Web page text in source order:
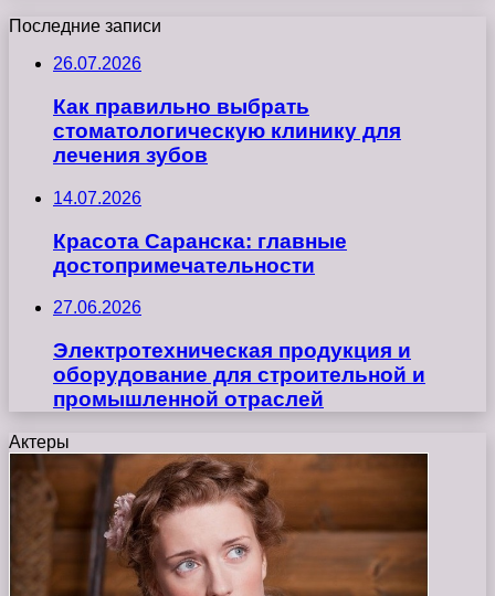
Последние записи
26.07.2026
Как правильно выбрать
стоматологическую клинику для
лечения зубов
14.07.2026
Красота Саранска: главные
достопримечательности
27.06.2026
Электротехническая продукция и
оборудование для строительной и
промышленной отраслей
Актеры